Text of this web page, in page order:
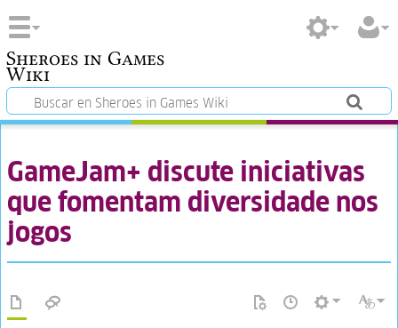
Sheroes in Games
Wiki
GameJam+ discute iniciativas
que fomentam diversidade nos
jogos